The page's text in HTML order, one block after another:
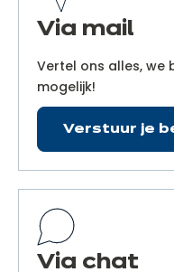
Via mail
Vertel ons alles, we
mogelijk!
Verstuur je
Via chat